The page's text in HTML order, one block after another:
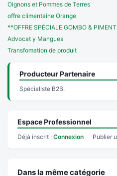
Oignons et Pommes de Terres
offre climentaine Orange
**OFFRE SPÉCIALE GOMBO &
Advocat y Mangues
Transfomation de produit
Producteur Partenaire
Spécialiste B2B.
Espace Professionnel
Déjà inscrit : Connexion Publier
Dans la même catégorie